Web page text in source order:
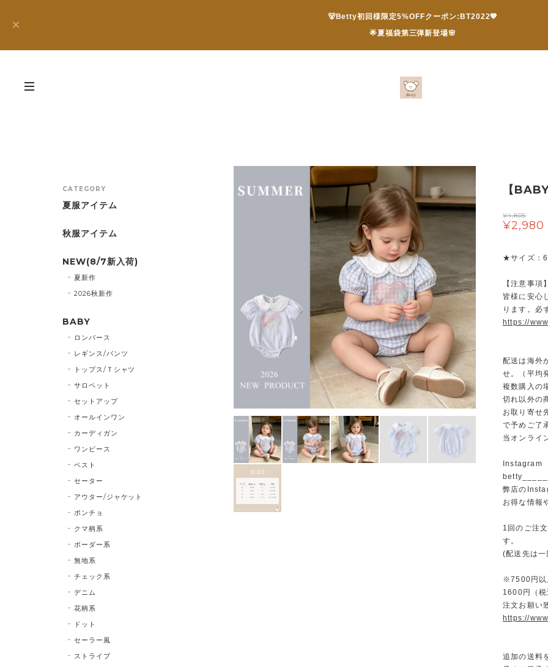
🐻Betty初回様限定5%OFFクーポン:BT2022💖
🌟夏福袋第三弾新登場🌸
【
¥4,805
¥2,980
★サイズ：
【注意事項
皆様に安心
ります。必
https://
配送は海外
せ。（平均
複数購入の
切れ以外の
お取り寄せ
で予めご了
当オンライ
Instagram
弊店の
お得な情報
1回のご注
す。
(配送先は
※7500円以
1600円（税
注文お願い
https://
追加の送料
CATEGORY
夏服アイテム
秋服アイテム
NEW(8/7新入荷)
夏新作
2026秋新作
BABY
ロンパース
レギンス/パンツ
トップス/Ｔシャツ
サロペット
セットアップ
オールインワン
カーディガン
ワンピース
ベスト
セーター
アウター/ジャケット
ポンチョ
クマ柄系
ボーダー系
無地系
チェック系
デニム
花柄系
ドット
セーラー風
ストライプ